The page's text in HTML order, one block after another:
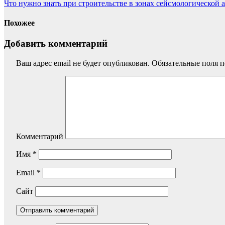
Что нужно знать при строительстве в зонах сейсмологической
Похожее
Добавить комментарий
Ваш адрес email не будет опубликован. Обязательные поля
Комментарий
Имя *
Email *
Сайт